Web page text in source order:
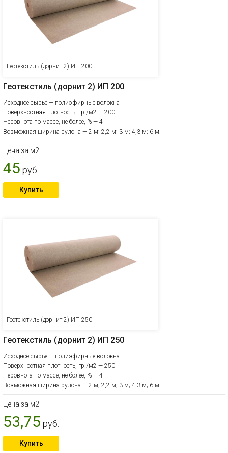
Геотекстиль (дорнит 2) ИП 200
Геотекстиль (дорнит 2) ИП 200
Исходное сырьё — полиэфирные волокна
Поверхностная плотность, гр./м2 — 200
Неровнота по массе, не более, % — 4
Возможная ширина рулона — 2 м; 2,2 м; 3 м; 4,3 м; 6 м.
Цена за м2
45 руб.
Купить
Геотекстиль (дорнит 2) ИП 250
Геотекстиль (дорнит 2) ИП 250
Исходное сырьё — полиэфирные волокна
Поверхностная плотность, гр./м2 — 250
Неровнота по массе, не более, % — 4
Возможная ширина рулона — 2 м; 2,2 м; 3 м; 4,3 м; 6 м.
Цена за м2
53,75 руб.
Купить